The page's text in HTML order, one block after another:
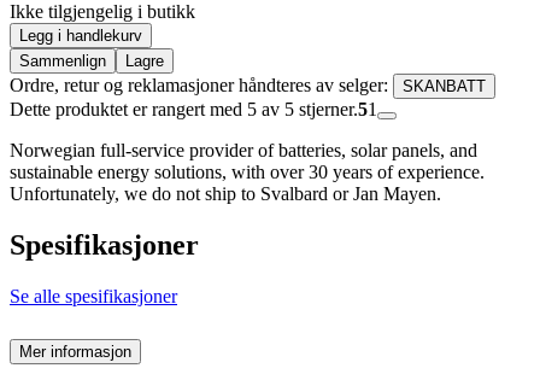
Ikke tilgjengelig i butikk
Legg i handlekurv
Sammenlign
Lagre
Ordre, retur og reklamasjoner håndteres av selger: SKANBATT
Dette produktet er rangert med 5 av 5 stjerner.51
Norwegian full-service provider of batteries, solar panels, and
sustainable energy solutions, with over 30 years of experience.
Unfortunately, we do not ship to Svalbard or Jan Mayen.
Spesifikasjoner
Se alle spesifikasjoner
Mer informasjon